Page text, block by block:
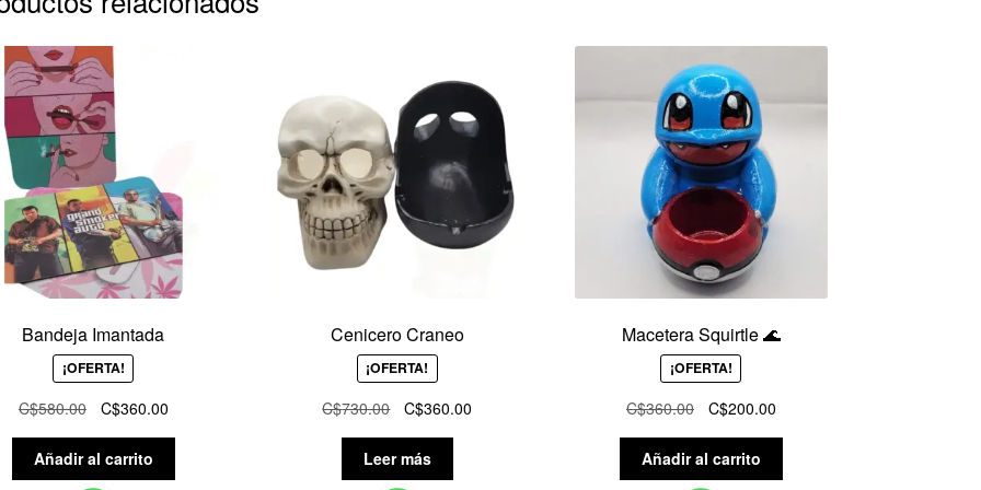
Bandeja Imantada
¡OFERTA!
C$580.00
El
original
era:
C$360.00El
es:
Añadir al carrito
Cenicero Craneo
¡OFERTA!
C$730.00
El
original
era:
C$360.00
Leer más
Macetera Squirtle 🌊
¡OFERTA!
C$360.00
El
original
era:
C$200.00El
es:
Añadir al carrito